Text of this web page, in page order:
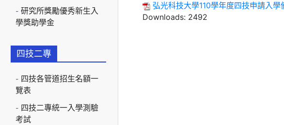
研究所獎勵優秀新生入
學獎助學金
四技二專
四技各管道招生名額一
覽表
四技二專統一入學測驗
考試
弘光科技大學110學年度四技申請入
Downloads:2492